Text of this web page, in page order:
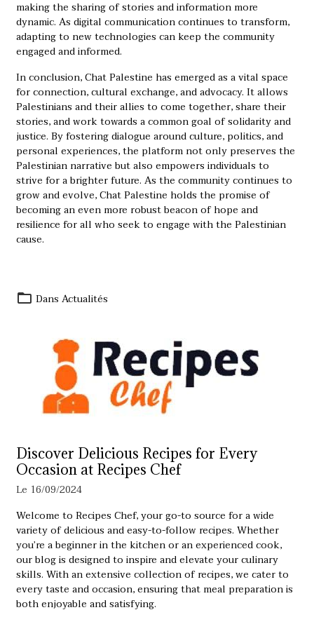
making the sharing of stories and information more
dynamic. As digital communication continues to transform,
adapting to new technologies can keep the community
engaged and informed.
In conclusion, Chat Palestine has emerged as a vital space
for connection, cultural exchange, and advocacy. It allows
Palestinians and their allies to come together, share their
stories, and work towards a common goal of solidarity and
justice. By fostering dialogue around culture, politics, and
personal experiences, the platform not only preserves the
Palestinian narrative but also empowers individuals to
strive for a brighter future. As the community continues to
grow and evolve, Chat Palestine holds the promise of
becoming an even more robust beacon of hope and
resilience for all who seek to engage with the Palestinian
cause.
Dans Actualités
Discover Delicious Recipes for Every
Occasion at Recipes Chef
Le 16/09/2024
Welcome to Recipes Chef, your go-to source for a wide
variety of delicious and easy-to-follow recipes. Whether
you’re a beginner in the kitchen or an experienced cook,
our blog is designed to inspire and elevate your culinary
skills. With an extensive collection of recipes, we cater to
every taste and occasion, ensuring that meal preparation is
both enjoyable and satisfying.